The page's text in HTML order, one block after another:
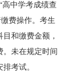
高中学考成绩查
费操作。考生
和缴费金额，
。未在规定时间
考试。